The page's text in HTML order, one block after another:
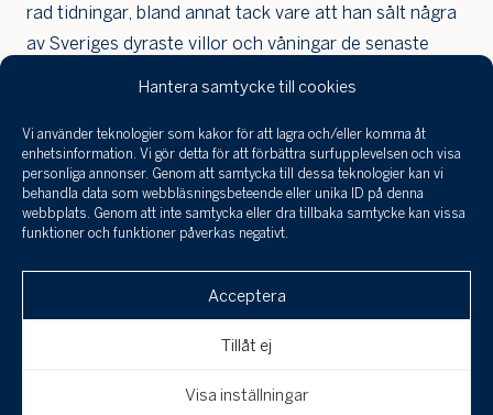
Hantera samtycke till cookies
Vi använder teknologier som kakor för att lagra och/eller komma åt
enhetsinformation. Vi gör detta för att förbättra surfupplevelsen och visa
personliga annonser. Genom att samtycka till dessa teknologier kan vi
behandla data som webbläsningsbeteende eller unika ID på denna
webbplats. Genom att inte samtycka eller dra tillbaka samtycke kan vissa
funktioner och funktioner påverkas negativt.
Acceptera
Tillåt ej
Visa inställningar
rad tidningar, bland annat tack vare att han sålt några
av Sveriges dyraste villor och våningar de senaste
(enligt Affärsvärlden och Hemnet).
Michael förmedlar allt från stilfulla lägenheter till
exklusiva paradvåningar, villor och lantställen med
attraktiva lägen. Han är specialiserad på
kvalitetsbostäder som erbjuder det där lilla extra,
både när det gäller känsla, läge och potential.
Välkommen att kontakta Michael för ett
förutsättningslöst möte!
Jag har tagit
intresseanmälan, boka en visning eller om